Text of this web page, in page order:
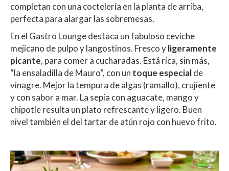
completan con una coctelería en la planta de arriba,
perfecta para alargar las sobremesas.
En el Gastro Lounge destaca un fabuloso ceviche
mejicano de pulpo y langostinos. Fresco yligeramente
picante, para comer a cucharadas. Está rica, sin más,
“la ensaladilla de Mauro”, con un toque especialde
vinagre. Mejor la tempura de algas (ramallo), crujiente
y con sabor a mar. La sepia con aguacate, mango y
chipotle resulta un plato refrescante y ligero. Buen
nivel también el del tartar de atún rojo con huevo frito.